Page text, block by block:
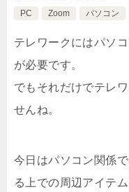
PC
Zoom パソコン
テレワークにはパソ
が必要です。
でもそれだけでテレ
せんね。
今日はパソコン関係
る上での周辺アイテ